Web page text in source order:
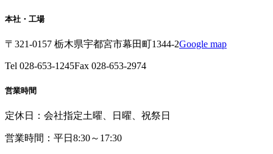
本社・工場
〒321-0157 栃木県宇都宮市幕田町1344-2Google map
Tel 028-653-1245Fax 028-653-2974
営業時間
定休日：会社指定土曜、日曜、祝祭日
営業時間：平日8:30～17:30